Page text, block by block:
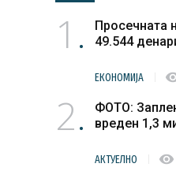
1
Просечната
49.544
ЕКОНОМИЈА
2
ФОТО:
вреден 1,3
АКТУЕЛНО visibility